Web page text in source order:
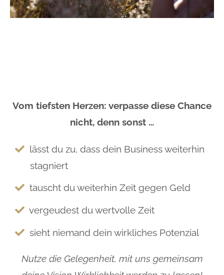
Vom tiefsten Herzen: verpasse diese Chance
nicht, denn sonst …
lässt du zu, dass dein Business weiterhin
stagniert
tauscht du weiterhin Zeit gegen Geld
vergeudest du wertvolle Zeit
sieht niemand dein wirkliches Potenzial
Nutze die Gelegenheit, mit uns gemeinsam